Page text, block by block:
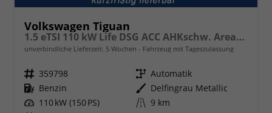
Volkswagen Tiguan
1.5 eTSI 110 kW Life DSG ACC AHKschw. AreaView
unverbindliche Lieferzeit: 5 Wochen Fahrzeug mit Tageszulassung
Fahrzeugnr. 359798 Getriebe Automatik
Kraftstoff Benzin Außenfarbe Delfingrau Metallic
Leistung 110 kW (150 PS) Kilometerstand 9 km